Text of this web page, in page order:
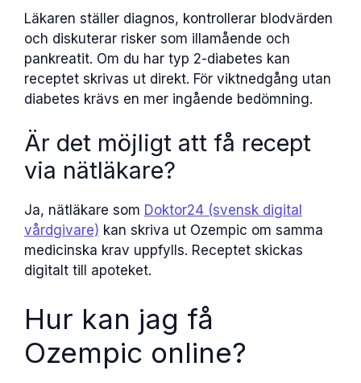
Läkaren ställer diagnos, kontrollerar blodvärden
och diskuterar risker som illamående och
pankreatit. Om du har typ 2-diabetes kan
receptet skrivas ut direkt. För viktnedgång utan
diabetes krävs en mer ingående bedömning.
Är det möjligt att få recept
via nätläkare?
Ja, nätläkare som Doktor24 (svensk digital
vårdgivare) kan skriva ut Ozempic om samma
medicinska krav uppfylls. Receptet skickas
digitalt till apoteket.
Hur kan jag få
Ozempic online?